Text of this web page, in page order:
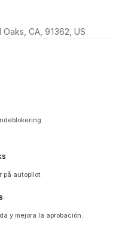
CA, 91362, US
på autopilot
y mejora la aprobación.